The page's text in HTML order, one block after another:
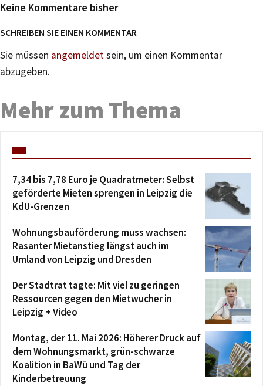
Keine Kommentare bisher
SCHREIBEN SIE EINEN KOMMENTAR
Sie müssen angemeldetsein, um einen Kommentar
abzugeben.
Mehr zum Thema
7,34 bis 7,78 Euro je Quadratmeter: Selbst
geförderte Mieten sprengen in Leipzig die
KdU-Grenzen
Wohnungsbauförderung muss wachsen:
Rasanter Mietanstieg längst auch im
Umland von Leipzig und Dresden
Der Stadtrat tagte: Mit viel zu geringen
Ressourcen gegen den Mietwucher in
Leipzig + Video
Montag, der 11. Mai 2026: Höherer Druck auf
dem Wohnungsmarkt, grün-schwarze
Koalition in BaWü und Tag der
Kinderbetreuung